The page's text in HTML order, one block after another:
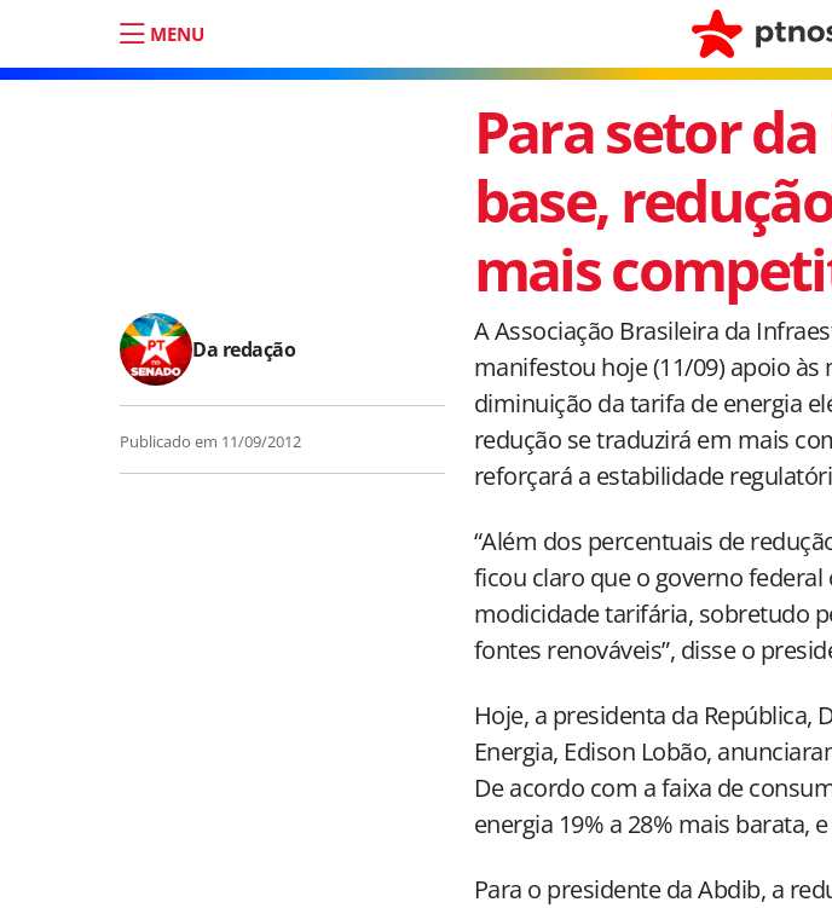
MENU
Para setor
base,
mais
Da redação
Publicado em 11/09/2012
A Associação Brasileira da
manifestou hoje (11/09) apoio
diminuição da tarifa de energia
redução se traduzirá em mais
reforçará a estabilidade
“Além dos percentuais de
ficou claro que o governo
modicidade tarifária, sobretudo
fontes renováveis”, disse o
Hoje, a presidenta da República,
Energia, Edison Lobão,
De acordo com a faixa de
energia 19% a 28% mais barata,
Para o presidente da Abdib, a